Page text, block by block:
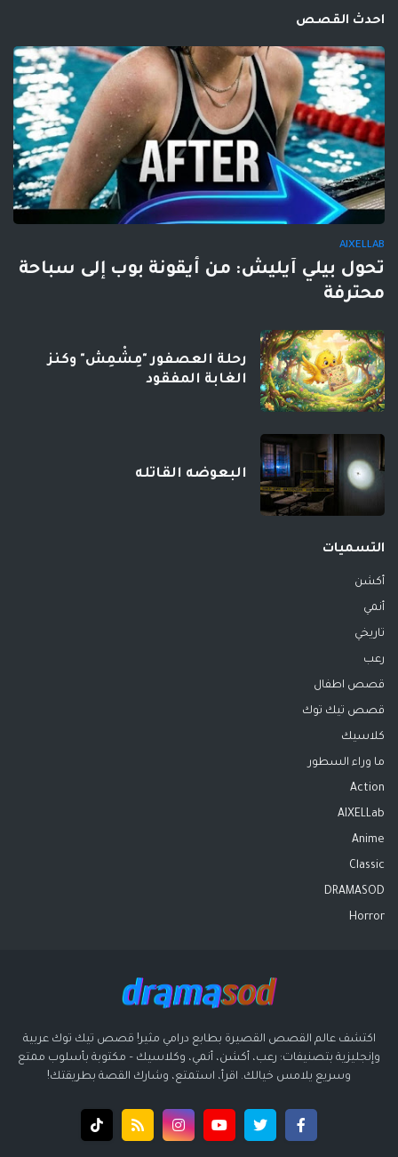
احدث القصص
AIXELLAB
تحول بيلي آيليش: من أيقونة بوب إلى سباحة
محترفة
رحلة العصفور "مِشْمِش" وكنز
الغابة المفقود
البعوضه القاتله
التسميات
أكشن
أنمي
تاريخي
رعب
قصص اطفال
قصص تيك توك
كلاسيك
ما وراء السطور
Action
AIXELLab
Anime
Classic
DRAMASOD
Horror
اكتشف عالم القصص القصيرة بطابع درامي مثير! قصص تيك توك عربية
وإنجليزية بتصنيفات: رعب، أكشن، أنمي، وكلاسيك – مكتوبة بأسلوب ممتع
وسريع يلامس خيالك. اقرأ، استمتع، وشارك القصة بطريقتك!